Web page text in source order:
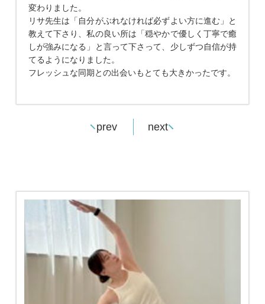
変わりました。
リサ先生は「自分がぶれなければ必ずよい方に進む」と
教えて下さり、私の良い所は「穏やかで優しく丁寧で癒
しが強みになる」と言って下さって、少しずつ自信が持
てるようになりました。
フレッシュな同期との出会いもとても大きかったです。
prev next